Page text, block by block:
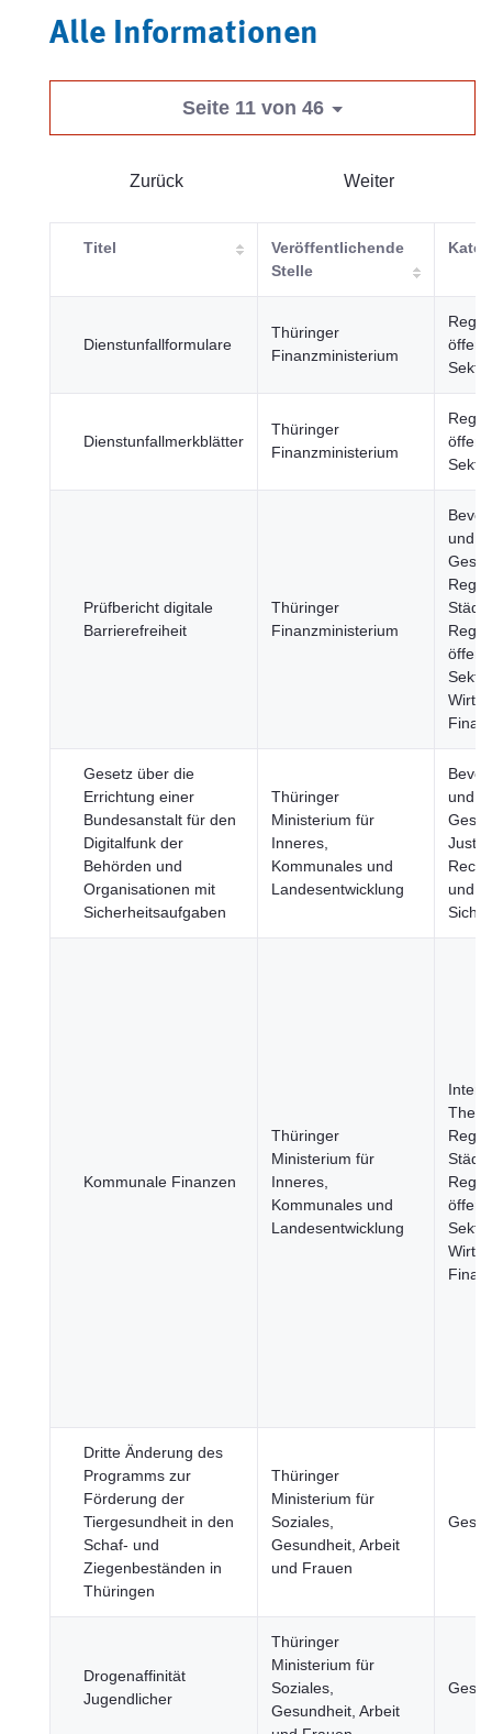
Alle Informationen
Seite 11 von 46
Zurück Weiter
Titel
Veröffentlichende
Stelle
Dienstunfallformulare
Thüringer
Finanzministerium
Sektor
Dienstunfallmerkblätter
Thüringer
Finanzministerium
Sektor
Prüfbericht digitale
Barrierefreiheit
Thüringer
Finanzministerium
und
Gesetz über die
Errichtung einer
Bundesanstalt für den
Digitalfunk der
Behörden und
Organisationen mit
Sicherheitsaufgaben
Thüringer
Ministerium für
Inneres,
Kommunales und
Landesentwicklung
und
Justiz,
und
Kommunale Finanzen
Thüringer
Ministerium für
Inneres,
Kommunales und
Landesentwicklung
Dritte Änderung des
Programms zur
Förderung der
Tiergesundheit in den
Schaf- und
Ziegenbeständen in
Thüringen
Thüringer
Ministerium für
Soziales,
Gesundheit, Arbeit
und Frauen
Drogenaffinität
Jugendlicher
Thüringer
Ministerium für
Soziales,
Gesundheit, Arbeit